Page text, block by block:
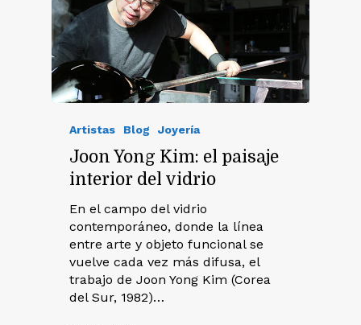
Artistas Blog Joyería
Joon Yong Kim: el paisaje
interior del vidrio
En el campo del vidrio
contemporáneo, donde la línea
entre arte y objeto funcional se
vuelve cada vez más difusa, el
trabajo de Joon Yong Kim (Corea
del Sur, 1982)…